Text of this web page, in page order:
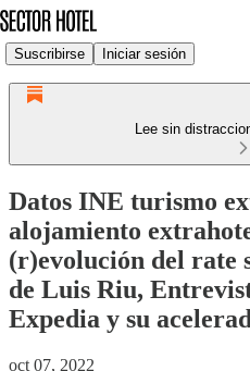
Suscribirse Iniciar sesión
Lee sin
Datos INE turismo
alojamiento
(r)evolución del rate
de Luis Riu,
Expedia y su
oct 07, 2022